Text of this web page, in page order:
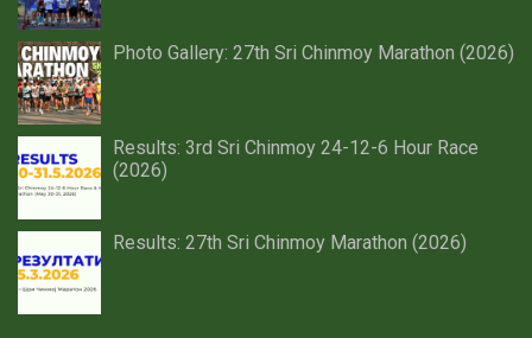
Photo Gallery: 27th Sri Chinmoy Marathon (2026)
Results: 3rd Sri Chinmoy 24-12-6 Hour Race
(2026)
Results: 27th Sri Chinmoy Marathon (2026)